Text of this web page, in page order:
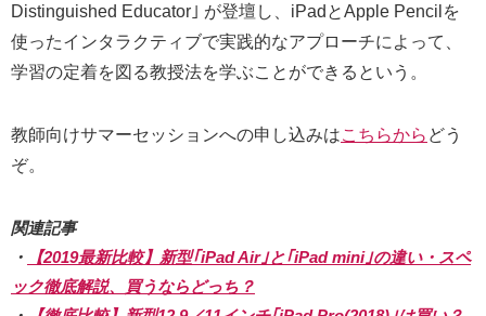
Distinguished Educator｣ が登壇し、iPadとApple Pencilを
使ったインタラクティブで実践的なアプローチによって、
学習の定着を図る教授法を学ぶことができるという。
教⁠師⁠向⁠け⁠サ⁠マ⁠ー⁠セ⁠ッ⁠シ⁠ョ⁠ンへの申し込みはこちらから どう
ぞ。
関連記事
・
【2019最新比較】新型｢iPad Air｣と｢iPad mini｣の違い・スペ
ック徹底解説、買うならどっち？